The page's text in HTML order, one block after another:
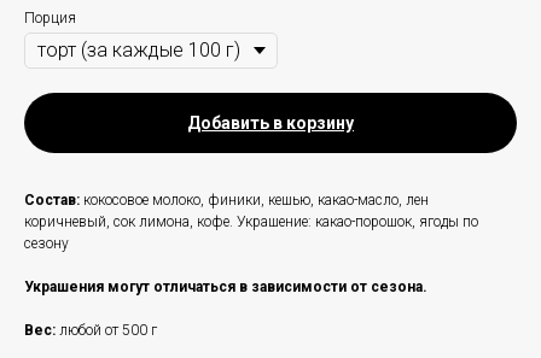
Порция
Добавить в корзину
Состав: кокосовое молоко, финики, кешью, какао-масло, лен
коричневый, сок лимона, кофе. Украшение: какао-порошок, ягоды по
сезону
Украшения могут отличаться в зависимости от сезона.
Вес: любой от 500 г